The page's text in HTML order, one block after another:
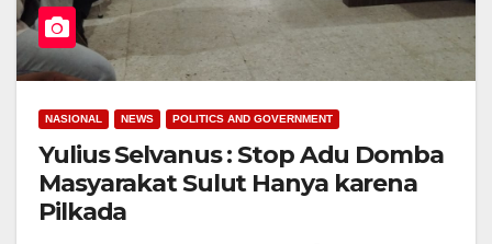
NASIONAL NEWS POLITICS AND GOVERNMENT
Yulius Selvanus : Stop Adu Domba
Masyarakat Sulut Hanya karena
Pilkada